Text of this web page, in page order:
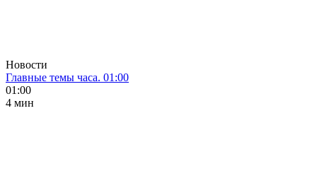
Новости
Главные темы часа. 01:00
01:00
4 мин